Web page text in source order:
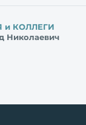
и КОЛЛЕГИ
Николаевич